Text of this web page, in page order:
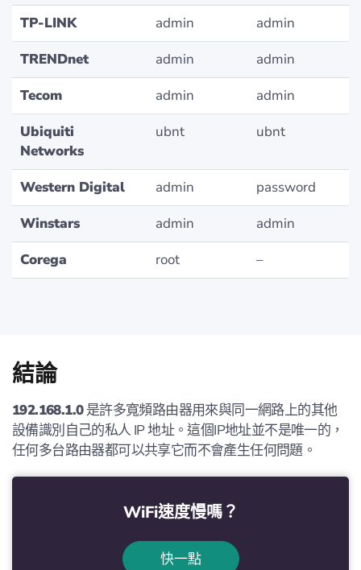
TP-LINK
admin
admin
TRENDnet
admin
admin
Tecom
admin
admin
Ubiquiti
Networks
ubnt ubnt
Western Digital admin
password
Winstars
admin
admin
Corega
root –
結論
192.168.1.0是許多寬頻路由器用來與同一網路上的其他
設備識別自己的私人 IP 地址。這個IP地址並不是唯一的，
任何多台路由器都可以共享它而不會產生任何問題。
WiFi速度慢嗎？
快一點